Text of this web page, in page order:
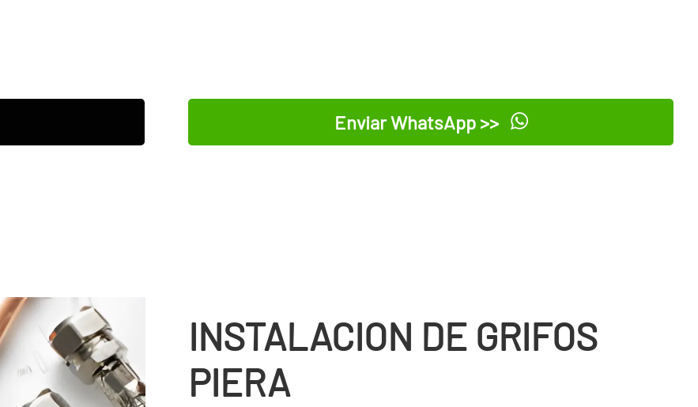
Enviar WhatsApp >>
INSTALACION DE GRIFOS
PIERA